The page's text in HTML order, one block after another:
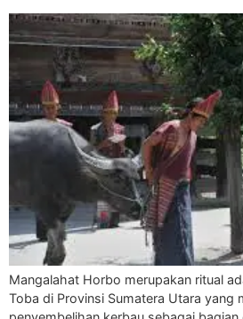
Mangalahat Horbo merupakan ritual
Toba di Provinsi Sumatera Utara yang